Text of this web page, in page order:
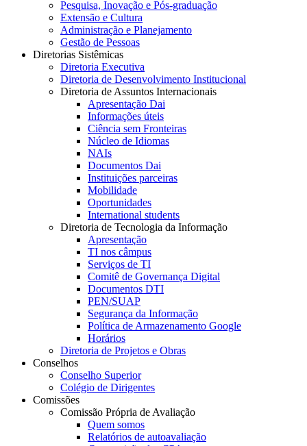
Pesquisa, Inovação e Pós-graduação
Extensão e Cultura
Administração e Planejamento
Gestão de Pessoas
Diretorias Sistêmicas
Diretoria Executiva
Diretoria de Desenvolvimento Institucional
Diretoria de Assuntos Internacionais
Apresentação Dai
Informações úteis
Ciência sem Fronteiras
Núcleo de Idiomas
NAIs
Documentos Dai
Instituições parceiras
Mobilidade
Oportunidades
International students
Diretoria de Tecnologia da Informação
Apresentação
TI nos câmpus
Serviços de TI
Comitê de Governança Digital
Documentos DTI
PEN/SUAP
Segurança da Informação
Política de Armazenamento Google
Horários
Diretoria de Projetos e Obras
Conselhos
Conselho Superior
Colégio de Dirigentes
Comissões
Comissão Própria de Avaliação
Quem somos
Relatórios de autoavaliação